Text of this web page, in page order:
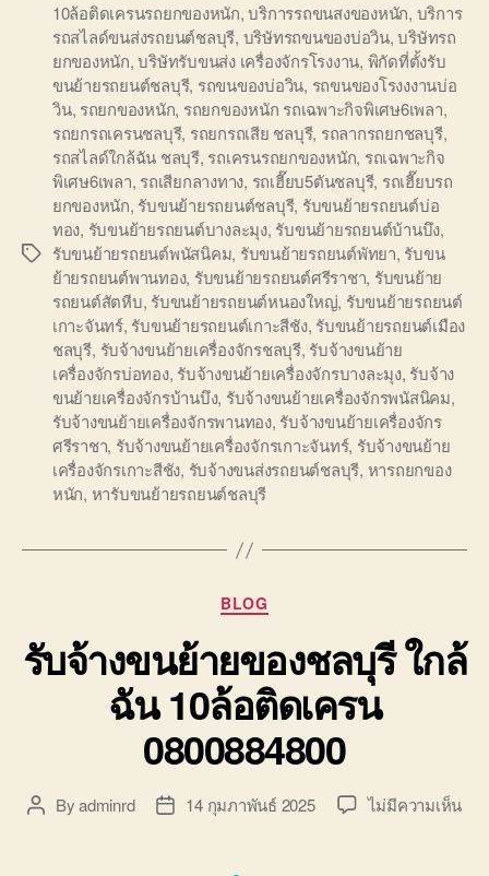
Tags
10ล้อติดเครนรถยกของหนัก,บริการรถขนสงของหนัก, บริการ
รถสไลด์ขนส่งรถยนต์ชลบุรี, บริษัทรถขนของบ่อวิน,บริษัทรถ
ยกของหนัก,บริษัทรับขนส่ง เครื่องจักรโรงงาน, พิกัดที่ตั้งรับ
ขนย้ายรถยนต์ชลบุรี, รถขนของบ่อวิน, รถขนของโรงงงานบ่อ
วิน, รถยกของหนัก, รถยกของหนัก รถเฉพาะกิจพิเศษ6เพลา,
รถยกรถเครนชลบุรี, รถยกรถเสีย ชลบุรี, รถลากรถยกชลบุรี,
รถสไลด์ใกล้ฉัน ชลบุรี, รถเครนรถยกของหนัก, รถเฉพาะกิจ
พิเศษ6เพลา, รถเสียกลางทาง, รถเฮี๊ยบ5ตันชลบุรี, รถเฮี๊ยบรถ
ยกของหนัก, รับขนย้ายรถยนต์ชลบุรี, รับขนย้ายรถยนต์บ่อ
ทอง, รับขนย้ายรถยนต์บางละมุง, รับขนย้ายรถยนต์บ้านบึง,
รับขนย้ายรถยนต์พนัสนิคม, รับขนย้ายรถยนต์พัทยา, รับขน
ย้ายรถยนต์พานทอง, รับขนย้ายรถยนต์ศรีราชา, รับขนย้าย
รถยนต์สัตหีบ, รับขนย้ายรถยนต์หนองใหญ่, รับขนย้ายรถยนต์
เกาะจันทร์, รับขนย้ายรถยนต์เกาะสีชัง, รับขนย้ายรถยนต์เมือง
ชลบุรี, รับจ้างขนย้ายเครื่องจักรชลบุรี, รับจ้างขนย้าย
เครื่องจักรบ่อทอง, รับจ้างขนย้ายเครื่องจักรบางละมุง, รับจ้าง
ขนย้ายเครื่องจักรบ้านบึง, รับจ้างขนย้ายเครื่องจักรพนัสนิคม,
รับจ้างขนย้ายเครื่องจักรพานทอง, รับจ้างขนย้ายเครื่องจักร
ศรีราชา, รับจ้างขนย้ายเครื่องจักรเกาะจันทร์, รับจ้างขนย้าย
เครื่องจักรเกาะสีชัง, รับจ้างขนส่งรถยนต์ชลบุรี, หารถยกของ
หนัก, หารับขนย้ายรถยนต์ชลบุรี
Categories
BLOG
รับจ้างขนย้ายของชลบุรี ใกล้
ฉัน 10ล้อติดเครน
0800884800
PostByadminrd
Post14 กุมภาพันธ์ 2025 ไม่มีความเห็นบน